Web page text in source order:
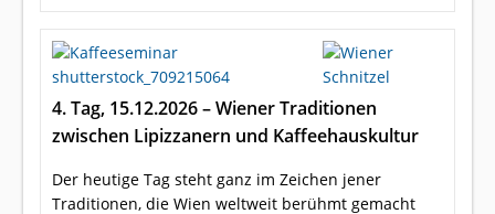
4. Tag, 15.12.2026 – Wiener Traditionen
zwischen Lipizzanern und Kaffeehauskultur
Der heutige Tag steht ganz im Zeichen jener
Traditionen, die Wien weltweit berühmt gemacht